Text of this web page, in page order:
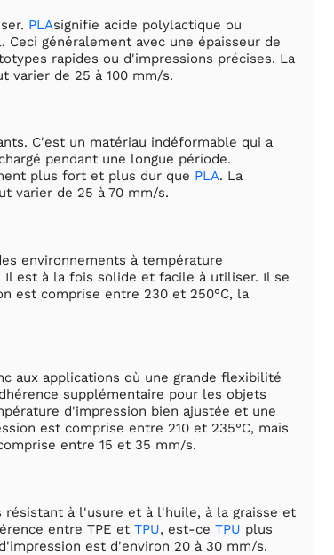
PLAsignifie acide polylactique ou
généralement avec une épaisseur de
rapides ou d'impressions précises. La
varier de 25 à 100 mm/s.
C'est un matériau indéformable qui a
pendant une longue période.
plus fort et plus dur que PLA. La
varier de 25 à 70 mm/s.
environnements à température
Il est à la fois solide et facile à utiliser. Il se
est comprise entre 230 et 250°C, la
aux applications où une grande flexibilité
supplémentaire pour les objets
d'impression bien ajustée et une
est comprise entre 210 et 235°C, mais
entre 15 et 35 mm/s.
résistant à l'usure et à l'huile, à la graisse et
entre TPE et TPU, est-ce TPU plus
est d'environ 20 à 30 mm/s.